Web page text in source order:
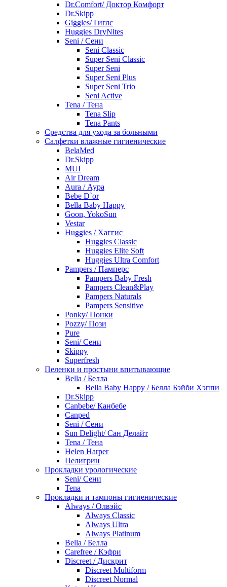
Dr.Comfort/ Доктор Комфорт
Dr.Skipp
Giggles/ Гиглс
Huggies DryNites
Seni / Сени
Seni Classic
Super Seni Classic
Super Seni
Super Seni Plus
Super Seni Trio
Seni Active
Tena / Тена
Tena Slip
Tena Pants
Средства для ухода за больными
Салфетки влажные гигиенические
BelaMed
Dr.Skipp
MUI
Air Dream
Aura / Аура
Bebe D`or
Bella Baby Happy
Goon, YokoSun
Vestar
Huggies / Хаггис
Huggies Classic
Huggies Elite Soft
Huggies Ultra Comfort
Pampers / Памперс
Pampers Baby Fresh
Pampers Clean&Play
Pampers Naturals
Pampers Sensitive
Ponky/ Понки
Pozzy/ Пози
Pure
Seni/ Сени
Skippy
Superfresh
Пеленки и простыни впитывающие
Bella / Белла
Bella Baby Happy / Белла Бэйби Хэппи
Dr.Skipp
Canbebe/ Канбебе
Canped
Seni / Сени
Sun Delight/ Сан Делайт
Tena / Тена
Helen Harper
Пелигрин
Прокладки урологические
Seni/ Сени
Tena
Прокладки и тампоны гигиенические
Always / Олвэйс
Always Classic
Always Ultra
Always Platinum
Bella / Белла
Carefree / Кэфри
Discreet / Дискрит
Discreet Multiform
Discreet Normal